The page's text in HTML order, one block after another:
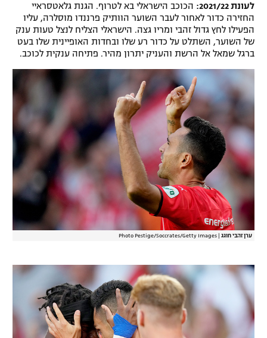
לעונת 2021/22:
הכוכב הישראלי בא לטרוף. הגנת גלאטסראיי
החזירה כדור לאחור לעבר השוער הוותיק פרננדו מוסלרה, עליו
הפעילו לחץ גדול זהבי ומריו גצה. הישראלי הצליח לנצל טעות ענק
של השוער, השתלט על כדור רע שלו ובחדות האופיינית שלו בעט
ברגל שמאל אל הרשת והעניק יתרון מהיר. פתיחה ענקית לכוכב.
ערן זהבי חוגג Photo Pestige/Soccrates/Getty Images